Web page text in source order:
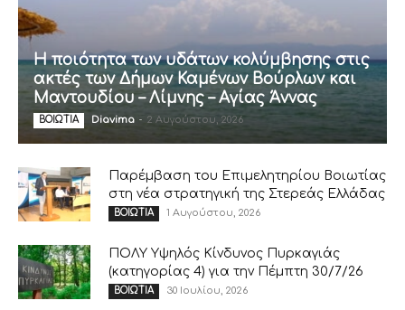
Η ποιότητα των υδάτων κολύμβησης στις
ακτές των Δήμων Καμένων Βούρλων και
Μαντουδίου – Λίμνης – Αγίας Άννας
ΒΟΙΩΤΙΑ Diavima - 2 Αυγούστου, 2026
Παρέμβαση του Επιμελητηρίου Βοιωτίας
στη νέα στρατηγική της Στερεάς Ελλάδας
ΒΟΙΩΤΙΑ 1 Αυγούστου, 2026
ΠΟΛΥ Υψηλός Κίνδυνος Πυρκαγιάς
(κατηγορίας 4) για την Πέμπτη 30/7/26
ΒΟΙΩΤΙΑ 30 Ιουλίου, 2026